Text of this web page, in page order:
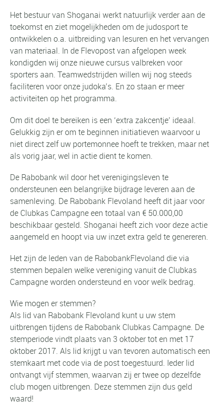
Het bestuur van Shoganai werkt natuurlijk verder aan de
toekomst en ziet mogelijkheden om de judosport te
ontwikkelen o.a. uitbreiding van lesuren en het vervangen
van materiaal. In de Flevopost van afgelopen week
kondigden wij onze nieuwe cursus valbreken voor
sporters aan. Teamwedstrijden willen wij nog steeds
faciliteren voor onze judoka’s. En zo staan er meer
activiteiten op het programma.
Om dit doel te bereiken is een ‘extra zakcentje’ ideaal.
Gelukkig zijn er om te beginnen initiatieven waarvoor u
niet direct zelf uw portemonnee hoeft te trekken, maar net
als vorig jaar, wel in actie dient te komen.
De Rabobank wil door het verenigingsleven te
ondersteunen een belangrijke bijdrage leveren aan de
samenleving. De Rabobank Flevoland heeft dit jaar voor
de Clubkas Campagne een totaal van € 50.000,00
beschikbaar gesteld. Shoganai heeft zich voor deze actie
aangemeld en hoopt via uw inzet extra geld te genereren.
Het zijn de leden van de RabobankFlevoland die via
stemmen bepalen welke vereniging vanuit de Clubkas
Campagne worden ondersteund en voor welk bedrag.
Wie mogen er stemmen?
Als lid van Rabobank Flevoland kunt u uw stem
uitbrengen tijdens de Rabobank Clubkas Campagne. De
stemperiode vindt plaats van 3 oktober tot en met 17
oktober 2017. Als lid krijgt u van tevoren automatisch een
stemkaart met code via de post toegestuurd. Ieder lid
ontvangt vijf stemmen, waarvan zij er twee op dezelfde
club mogen uitbrengen. Deze stemmen zijn dus geld
waard!